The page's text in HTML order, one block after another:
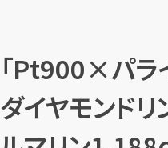
「Pt900×パラ
ダイヤモンド